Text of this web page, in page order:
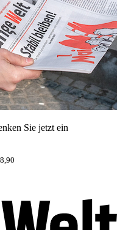
Sie jetzt ein